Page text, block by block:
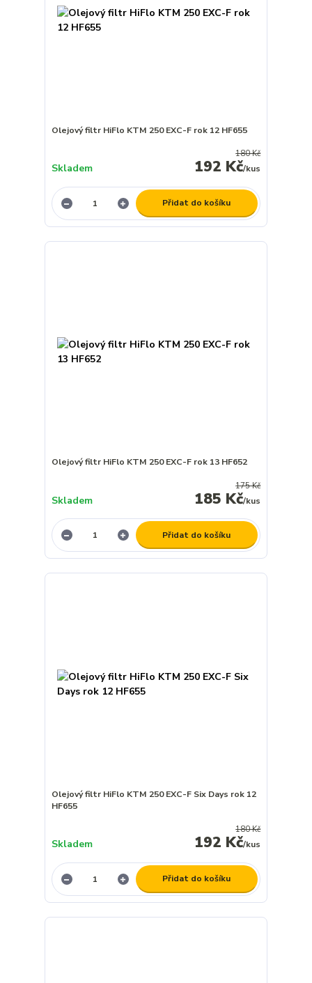
Olejový filtr HiFlo KTM 250 EXC-F rok 12 HF655
180 Kč
192 Kč/kus
Skladem
Přidat do košíku
Olejový filtr HiFlo KTM 250 EXC-F rok 13 HF652
175 Kč
185 Kč/kus
Skladem
Přidat do košíku
Olejový filtr HiFlo KTM 250 EXC-F Six Days rok 12
HF655
180 Kč
192 Kč/kus
Skladem
Přidat do košíku